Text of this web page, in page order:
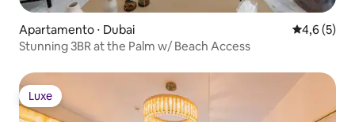
Apartamento ⋅ Dubai 4,6 de
4,6 (5)
Stunning 3BR at the Palm w/ Beach Access
Luxe
Luxe